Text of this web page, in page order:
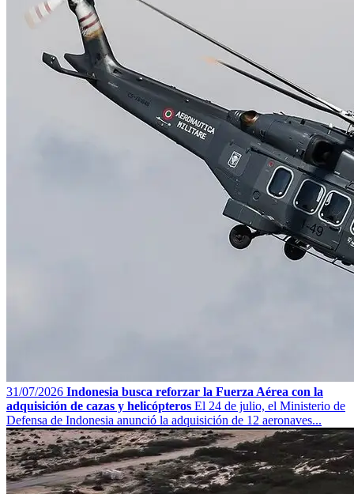
31/07/2026 Indonesia busca reforzar la Fuerza Aérea con la
adquisición de cazas y helicópteros El 24 de julio, el Ministerio de
Defensa de Indonesia anunció la adquisición de 12 aeronaves...